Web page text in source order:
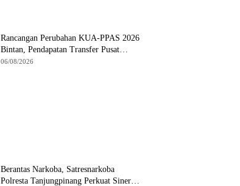
Rancangan Perubahan KUA-PPAS 2026
Bintan, Pendapatan Transfer Pusat
Diproyeksi Naik Rp1,41 Miliar
06/08/2026
Berantas Narkoba, Satresnarkoba
Polresta Tanjungpinang Perkuat Sinergi